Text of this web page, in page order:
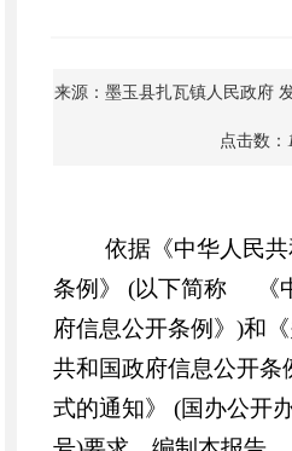
来源：墨玉县扎瓦镇人民政府
点击数：
依据《中华人民
条例》
(以下简称
府信息公开条例》 )和
共和国政府信息公开条
式的通知》 (国办公开